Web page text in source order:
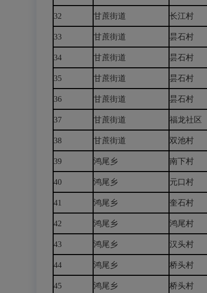
32 甘蔗街道 长江村
33 甘蔗街道 昙石村
34 甘蔗街道 昙石村
35 甘蔗街道 昙石村
36 甘蔗街道 昙石村
37 甘蔗街道 福龙社区
38 甘蔗街道 双池村
39 鸿尾乡 南下村
40 鸿尾乡 元口村
41 鸿尾乡 奎石村
42 鸿尾乡 鸿尾村
43 鸿尾乡 汉头村
44 鸿尾乡 桥头村
45 鸿尾乡 桥头村